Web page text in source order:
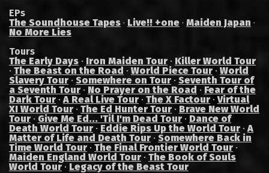
EPs
The Soundhouse Tapes · Live!! +one · Maiden Japan ·
No More Lies
Tours
The Early Days · Iron Maiden Tour · Killer World Tour
· The Beast on the Road · World Piece Tour · World
Slavery Tour · Somewhere on Tour · Seventh Tour of
a Seventh Tour · No Prayer on the Road · Fear of the
Dark Tour ·A Real Live Tour · The X Factour ·Virtual
XI World Tour · The Ed Hunter Tour · Brave New World
Tour · Give Me Ed... 'Til I'm Dead Tour · Dance of
Death World Tour · Eddie Rips Up the World Tour ·A
Matter of Life and Death Tour · Somewhere Back in
Time World Tour · The Final Frontier World Tour ·
Maiden England World Tour · The Book of Souls
World Tour· Legacy of the Beast Tour